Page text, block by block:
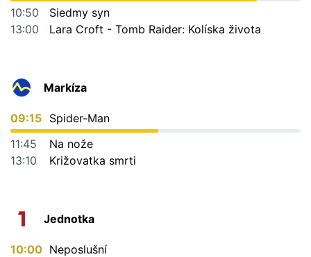
10:50
Siedmy syn
13:00
Lara Croft - Tomb Raider: Kolíska života
Markíza
09:15 Spider-Man
11:45
Na nože
13:10
Križovatka smrti
Jednotka
10:00 Neposlušní